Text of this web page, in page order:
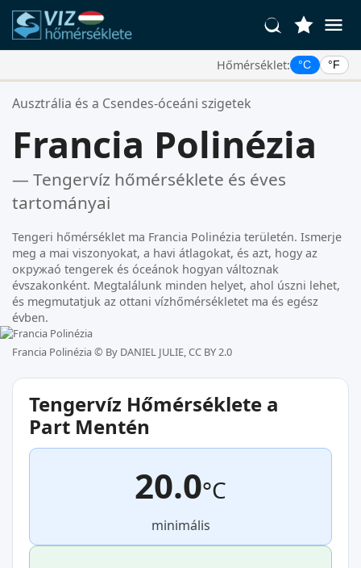
Hőmérséklet: °C °F
Kedvenc Helyszínei:
Ausztrália és a Csendes-óceáni szigetek
Francia Polinézia
— Tengervíz hőmérséklete és éves
tartományai
Tengeri hőmérséklet ma Francia Polinézia területén. Ismerje
meg a mai viszonyokat, a havi átlagokat, és azt, hogy az
окружаó tengerek és óceánok hogyan változnak
évszakonként. Megtalálunk minden helyet, ahol úszni lehet,
és megmutatjuk az ottani vízhőmérsékletet ma és egész
évben.
Francia Polinézia © By DANIEL JULIE, CC BY 2.0
Tengervíz Hőmérséklete a
Part Mentén
20.0°C
minimális